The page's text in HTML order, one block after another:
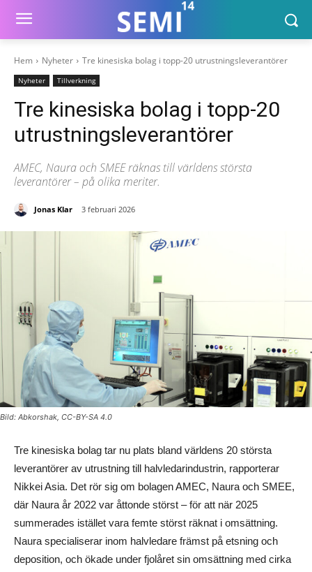
Hem Nyheter Tre kinesiska bolag i topp-20 utrustningsleverantörer
Nyheter Tillverkning
Tre kinesiska bolag i topp-20
utrustningsleverantörer
AMEC, Naura och SMEE räknas till världens största
leverantörer – på olika meriter.
Jonas Klar 3 februari 2026
Bild: Abkorshak, CC-BY-SA 4.0
Tre kinesiska bolag tar nu plats bland världens 20 största
leverantörer av utrustning till halvledarindustrin, rapporterar
Nikkei Asia. Det rör sig om bolagen AMEC, Naura och SMEE,
där Naura år 2022 var åttonde störst – för att när 2025
summerades istället vara femte störst räknat i omsättning.
Naura specialiserar inom halvledare främst på etsning och
deposition, och ökade under fjolåret sin omsättning med cirka